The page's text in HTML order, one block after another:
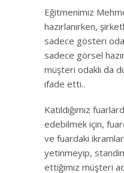
Eğitmenimiz
hazırlanırken,
sadece gösteri
sadece görsel
müşteri odaklı da
ifade etti..
Katıldığımız
edebilmek için,
ve fuardaki
yetinmeyip,
ettiğimiz müşteri